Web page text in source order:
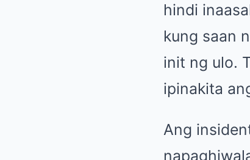
hindi
kung saan
init ng ulo.
ipinakita
Ang